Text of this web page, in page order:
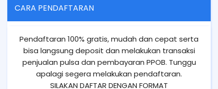
CARA PENDAFTARAN
Pendaftaran 100% gratis, mudah dan cepat serta
bisa langsung deposit dan melakukan transaksi
penjualan pulsa dan pembayaran PPOB. Tunggu
apalagi segera melakukan pendaftaran.
SILAKAN DAFTAR DENGAN FORMAT